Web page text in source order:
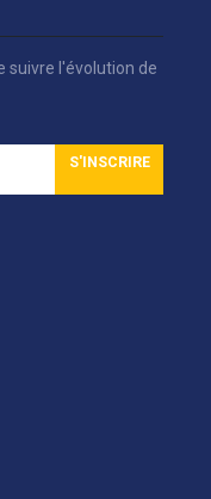
suivre l'évolution de
S'INSCRIRE